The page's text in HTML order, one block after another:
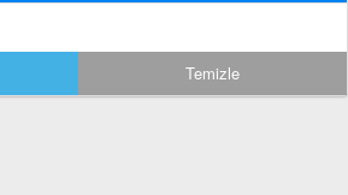
Temizle